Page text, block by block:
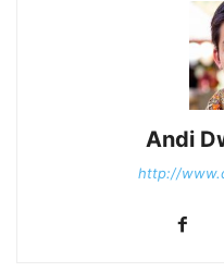
Andi
http://